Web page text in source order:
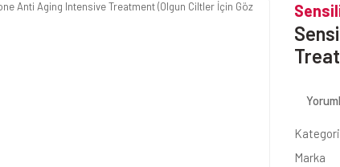
Kategori
Marka